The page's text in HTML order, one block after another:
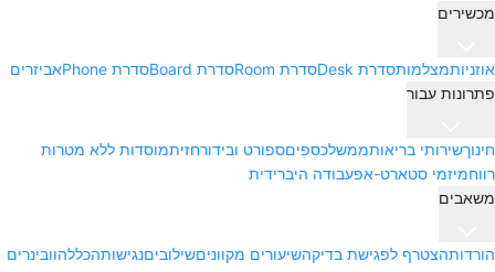
מכשירים
אוזניותמצלמותסדרת Desk סדרת Room סדרת Board סדרת Phone
אביזרים
פתרונות עבור
חינוךשירותי בריאותממשלכספיםספורט ובידורחזיתמוסדות ללא מטרות
רווחמיזמי סטארט-אפעבודה היברידית
משאבים
הורדותהצטרף לפגישת בדיקהשיעורים מקווניםשילוביםנגישותהכללהוובינרים